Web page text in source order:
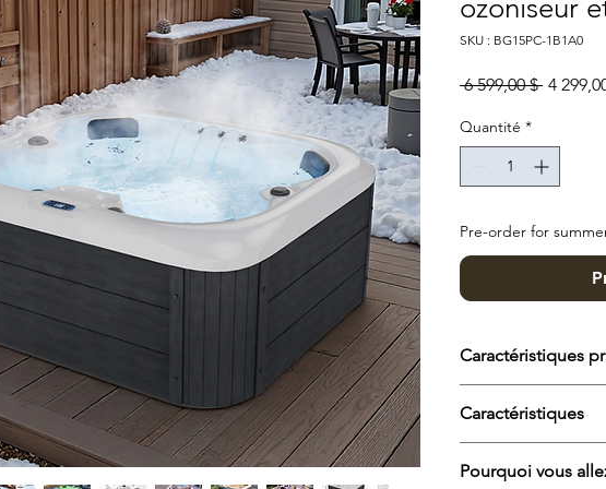
ozoniseur
SKU : BG15PC-1B1A0
6 599,00 $ Prix
4
Quantité *
Pre-order for
Caractéristiques
23 jets réglables en
ciblé du dos, des
soulager les
Caractéristiques
Type de produit
Pourquoi vous